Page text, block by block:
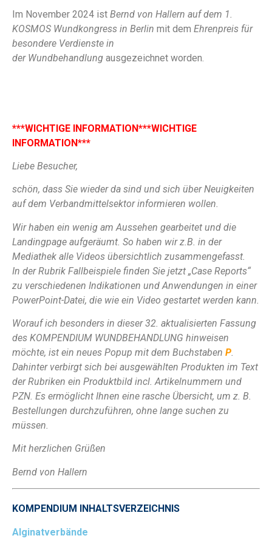
Im November 2024 ist Bernd von Hallern auf dem 1.
KOSMOS Wundkongress in Berlin mit dem Ehrenpreis für
besondere Verdienste in
der Wundbehandlung ausgezeichnet worden.
***WICHTIGE INFORMATION***WICHTIGE
INFORMATION***
Liebe Besucher,
schön, dass Sie wieder da sind und sich über Neuigkeiten
auf dem Verbandmittelsektor informieren wollen.
Wir haben ein wenig am Aussehen gearbeitet und die
Landingpage aufgeräumt. So haben wir z.B. in der
Mediathek alle Videos übersichtlich zusammengefasst.
In der Rubrik Fallbeispiele finden Sie jetzt „Case Reports“
zu verschiedenen Indikationen und Anwendungen in einer
PowerPoint-Datei, die wie ein Video gestartet werden kann.
Worauf ich besonders in dieser 32. aktualisierten Fassung
des KOMPENDIUM WUNDBEHANDLUNG hinweisen
möchte, ist ein neues Popup mit dem Buchstaben P.
Dahinter verbirgt sich bei ausgewählten Produkten im Text
der Rubriken ein Produktbild incl. Artikelnummern und
PZN. Es ermöglicht Ihnen eine rasche Übersicht, um z. B.
Bestellungen durchzuführen, ohne lange suchen zu
müssen.
Mit herzlichen Grüßen
Bernd von Hallern
KOMPENDIUM INHALTSVERZEICHNIS
Alginatverbände